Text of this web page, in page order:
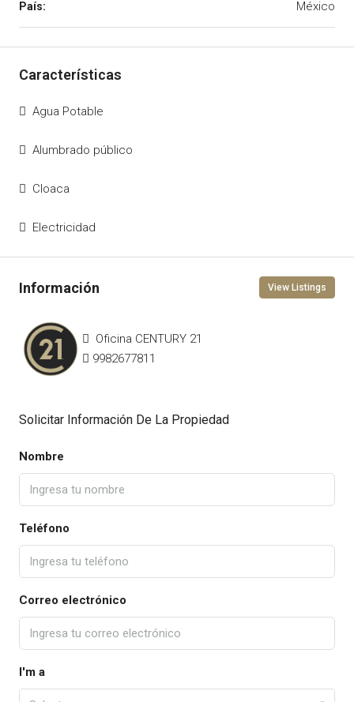
México
Agua Potable
Alumbrado público
Cloaca
Electricidad
View Listings
Oficina CENTURY 21
9982677811
Solicitar Información De La Propiedad
Nombre
Teléfono
Correo electrónico
I'm a